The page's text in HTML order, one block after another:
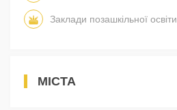
Заклади позашкільної освіти
МІСТА